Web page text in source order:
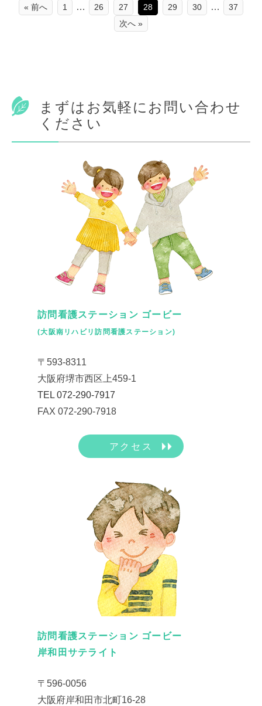
« 前へ 1 … 26 27 28 29 30 …
37
次へ »
まずはお気軽にお問い合わせ
ください
訪問看護ステーション ゴービー
(大阪南リハビリ訪問看護ステーション)
〒593-8311
大阪府堺市西区上459-1
TEL 072-290-7917
FAX 072-290-7918
アクセス
訪問看護ステーション ゴービー
岸和田サテライト
〒596-0056
大阪府岸和田市北町16-28